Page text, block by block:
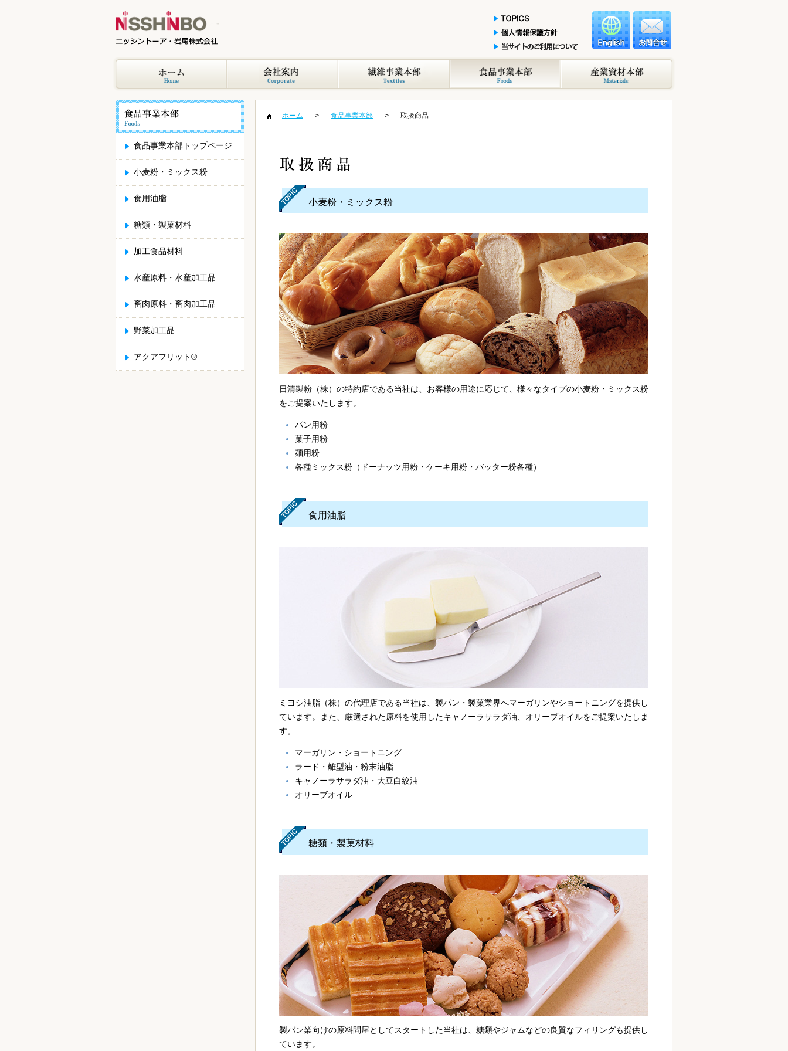
食品事業本部トップページ
小麦粉・ミックス粉
食用油脂
糖類・製菓材料
加工食品材料
水産原料・水産加工品
畜肉原料・畜肉加工品
野菜加工品
アクアフリット®
ホーム 食品事業本部 取扱商品
小麦粉・ミックス粉
日清製粉（株）の特約店である当社は、お客様の用途に応じて、様々なタイプの小麦粉・ミックス粉
をご提案いたします。
パン用粉
菓子用粉
麺用粉
各種ミックス粉（ドーナッツ用粉・ケーキ用粉・バッター粉各種）
食用油脂
ミヨシ油脂（株）の代理店である当社は、製パン・製菓業界へマーガリンやショートニングを提供し
ています。また、厳選された原料を使用したキャノーラサラダ油、オリーブオイルをご提案いたしま
す。
マーガリン・ショートニング
ラード・離型油・粉末油脂
キャノーラサラダ油・大豆白絞油
オリーブオイル
糖類・製菓材料
製パン業向けの原料問屋としてスタートした当社は、糖類やジャムなどの良質なフィリングも提供し
ています。